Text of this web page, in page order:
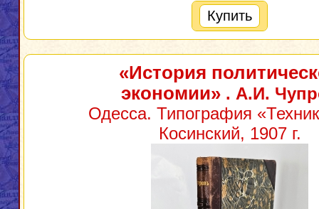
Купить
«История
экономии». А.И.
Одесса. Типография
Косинский, 1907 г.